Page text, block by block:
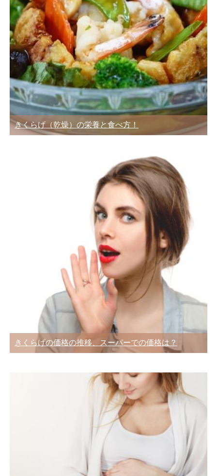
きくらげ（乾燥）の栄養と食べ方！
きくらげの価格の推移、スーパーでの価格は？